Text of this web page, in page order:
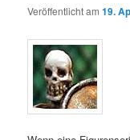
Veröffentlicht am19.